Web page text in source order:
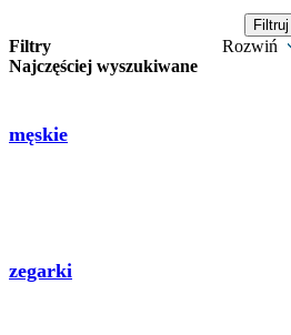
Filtry
Rozwiń
Najczęściej wyszukiwane
męskie
zegarki